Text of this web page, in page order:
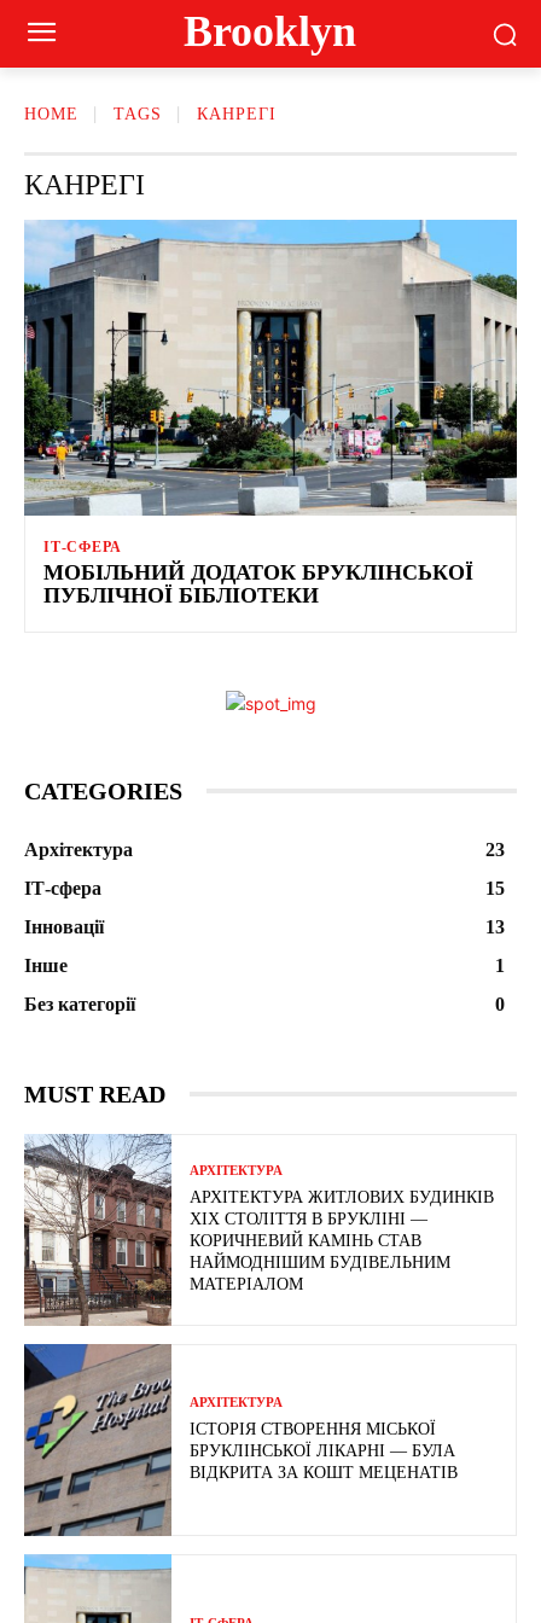
Brooklyn
HOME TAGS КАНРЕГІ
КАНРЕГІ
ІТ-СФЕРА
МОБІЛЬНИЙ ДОДАТОК БРУКЛІНСЬКОЇ
ПУБЛІЧНОЇ БІБЛІОТЕКИ
CATEGORIES
Архітектура
23
ІТ-сфера
15
Інновації
13
Інше
1
Без категорії
0
MUST READ
АРХІТЕКТУРА
АРХІТЕКТУРА ЖИТЛОВИХ БУДИНКІВ
ХІХ СТОЛІТТЯ В БРУКЛІНІ —
КОРИЧНЕВИЙ КАМІНЬ СТАВ
НАЙМОДНІШИМ БУДІВЕЛЬНИМ
МАТЕРІАЛОМ
АРХІТЕКТУРА
ІСТОРІЯ СТВОРЕННЯ МІСЬКОЇ
БРУКЛІНСЬКОЇ ЛІКАРНІ — БУЛА
ВІДКРИТА ЗА КОШТ МЕЦЕНАТІВ